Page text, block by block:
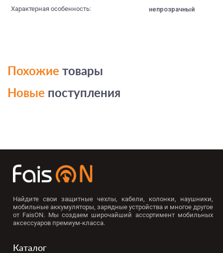
Характерная особенность: непрозрачный
Похожие товары
Новые поступления
Найдите свои защитные чехлы, кабели, колонки, наушники,
мобильные аккумуляторы, зарядные устройства и многое другое
от FaisON. Мы создаем широчайший ассортимент мобильных
аксессуаров премиум-класса.
Каталог